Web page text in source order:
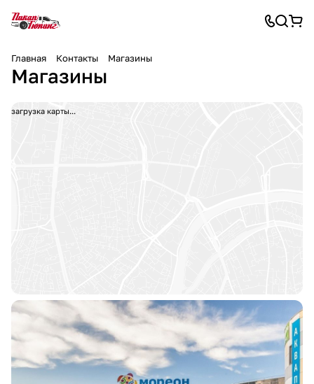
Главная Контакты Магазины
Магазины
загрузка карты...